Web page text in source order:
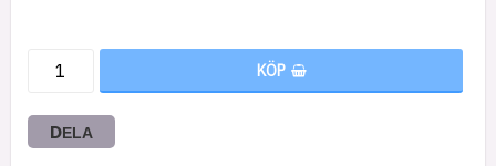
KÖP
DELA